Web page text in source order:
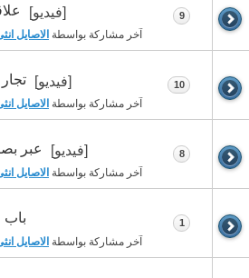
[فيديو]
آخر مشاركة بواسطة الاصايل
9
[فيديو]
آخر مشاركة بواسطة الاصايل
10
[فيديو] عبر
آخر مشاركة بواسطة الاصايل
8
باب
آخر مشاركة بواسطة الاصايل
1